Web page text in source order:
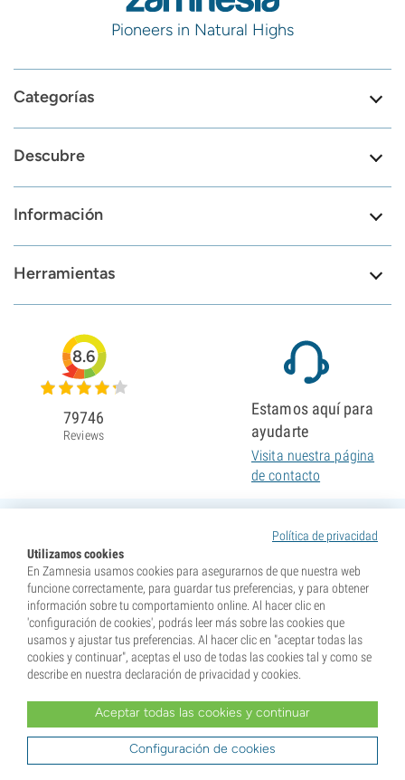
Pioneers in Natural Highs
Categorías
Descubre
Información
Herramientas
Política de privacidad
Utilizamos cookies
En Zamnesia usamos cookies para asegurarnos de que nuestra web
funcione correctamente, para guardar tus preferencias, y para obtener
información sobre tu comportamiento online. Al hacer clic en
'configuración de cookies', podrás leer más sobre las cookies que
usamos y ajustar tus preferencias. Al hacer clic en "aceptar todas las
cookies y continuar", aceptas el uso de todas las cookies tal y como se
describe en nuestra declaración de privacidad y cookies.
Aceptar todas las cookies y continuar
Configuración de cookies
8.6
79746
Reviews
Estamos aquí para
ayudarte
Visita nuestra página
de contacto
* Nuestras semillas se venden como suvenires. La germinación de semillas es ilegal en muchos
tu lugar de residencia y que conoces las normativas locales. También eximes de toda responsabilidad a
Zamnesia si actúas al margen de ellas.